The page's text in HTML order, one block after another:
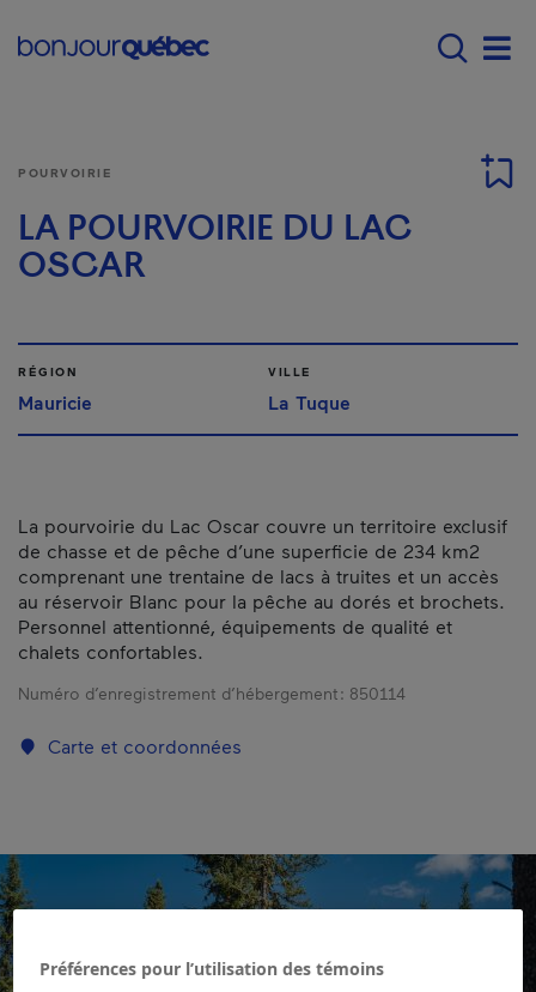
Main navigation -
POURVOIRIE
LA POURVOIRIE DU LAC
OSCAR
RÉGION
Mauricie
VILLE
La Tuque
La pourvoirie du Lac Oscar couvre un territoire exclusif
de chasse et de pêche d’une superficie de 234 km2
comprenant une trentaine de lacs à truites et un accès
au réservoir Blanc pour la pêche au dorés et brochets.
Personnel attentionné, équipements de qualité et
chalets confortables.
Numéro d’enregistrement d’hébergement : 850114
Carte et coordonnées
Préférences pour l’utilisation des témoins